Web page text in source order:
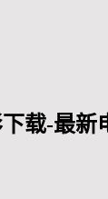
载-最新